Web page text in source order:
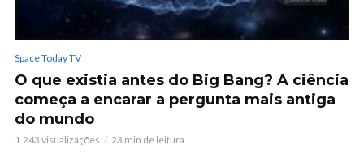
Space Today TV
O que existia antes do Big Bang? A ciência
começa a encarar a pergunta mais antiga
do mundo
1.243 visualizações 23 min de leitura